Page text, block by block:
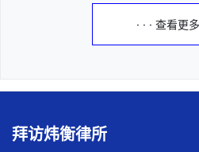
· · · 查看更多
拜访炜衡律所